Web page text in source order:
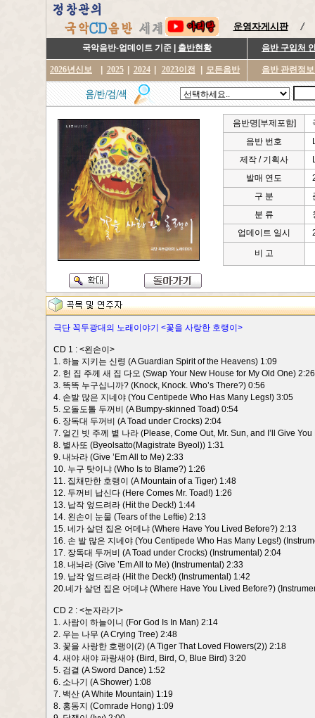
운영자게시판
국악음반-업데이트 기준 | 출반현황 음반 구입처
2026년신보 2025 2024 2023이전 모든음반 음반 관련정
음반명[부제포함]
음반 번호
제작 / 기획사
발매 연도
구 분
분 류
업데이트 일시
비 고
극단 꼭두광대의 노래이야기 <꽃을 사랑한 호랭이>
CD 1 : <왼손이>
1. 하늘 지키는 신령 (A Guardian Spirit of the Heavens) 1:09
2. 헌 집 주께 새 집 다오 (Swap Your New House for My Old One) 2:26
3. 똑똑 누구십니까? (Knock, Knock. Who’s There?) 0:56
4. 손발 많은 지네야 (You Centipede Who Has Many Legs!) 3:05
5. 오돌도톨 두꺼비 (A Bumpy-skinned Toad) 0:54
6. 장독대 두꺼비 (A Toad under Crocks) 2:04
7. 얼긴 빗 주께 볕 나라 (Please, Come Out, Mr. Sun, and I’ll Give
8. 별사또 (Byeolsatto(Magistrate Byeol)) 1:31
9. 내놔라 (Give ’Em All to Me) 2:33
10. 누구 탓이냐 (Who Is to Blame?) 1:26
11. 집채만한 호랭이 (A Mountain of a Tiger) 1:48
12. 두꺼비 납신다 (Here Comes Mr. Toad!) 1:26
13. 납작 엎드려라 (Hit the Deck!) 1:44
14. 왼손이 눈물 (Tears of the Leftie) 2:13
15. 네가 살던 집은 어데냐 (Where Have You Lived Before?) 2:13
16. 손 발 많은 지네야 (You Centipede Who Has Many Legs!)
17. 장독대 두꺼비 (A Toad under Crocks) (Instrumental) 2:04
18. 내놔라 (Give ’Em All to Me) (Instrumental) 2:33
19. 납작 엎드려라 (Hit the Deck!) (Instrumental) 1:42
20.네가 살던 집은 어데냐 (Where Have You Lived Before?)
CD 2 : <눈자라기>
1. 사람이 하늘이니 (For God Is In Man) 2:14
2. 우는 나무 (A Crying Tree) 2:48
3. 꽃을 사랑한 호랭이(2) (A Tiger That Loved Flowers(2)) 2:18
4. 새야 새야 파랑새야 (Bird, Bird, O, Blue Bird) 3:20
5. 검결 (A Sword Dance) 1:52
6. 소나기 (A Shower) 1:08
7. 백산 (A White Mountain) 1:19
8. 홍동지 (Comrade Hong) 1:09